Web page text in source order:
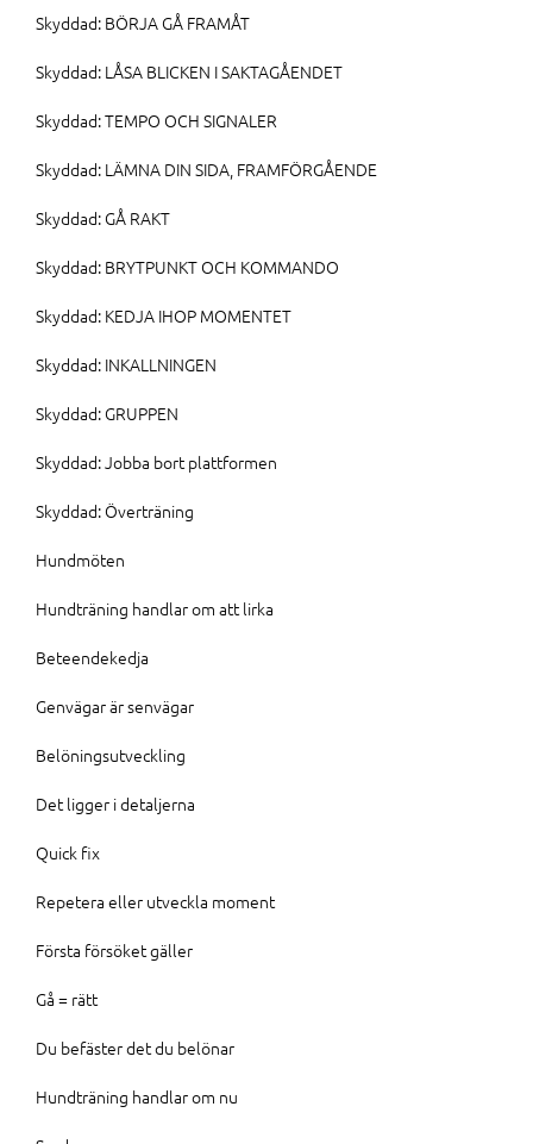
Skyddad: BÖRJA GÅ FRAMÅT
Skyddad: LÅSA BLICKEN I SAKTAGÅENDET
Skyddad: TEMPO OCH SIGNALER
Skyddad: LÄMNA DIN SIDA, FRAMFÖRGÅENDE
Skyddad: GÅ RAKT
Skyddad: BRYTPUNKT OCH KOMMANDO
Skyddad: KEDJA IHOP MOMENTET
Skyddad: INKALLNINGEN
Skyddad: GRUPPEN
Skyddad: Jobba bort plattformen
Skyddad: Överträning
Hundmöten
Hundträning handlar om att lirka
Beteendekedja
Genvägar är senvägar
Belöningsutveckling
Det ligger i detaljerna
Quick fix
Repetera eller utveckla moment
Första försöket gäller
Gå = rätt
Du befäster det du belönar
Hundträning handlar om nu